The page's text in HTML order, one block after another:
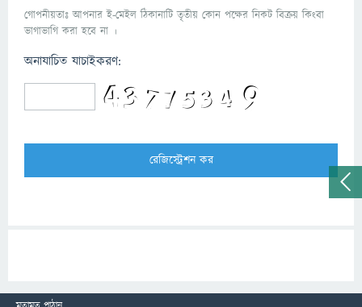
গোপনীয়তাঃ আপনার ই-মেইল ঠিকানাটি তৃতীয় কোন পক্ষের নিকট বিক্রয় কিংবা
ভাগাভাগি করা হবে না ।
অনাযাচিত যাচাইকরণ: